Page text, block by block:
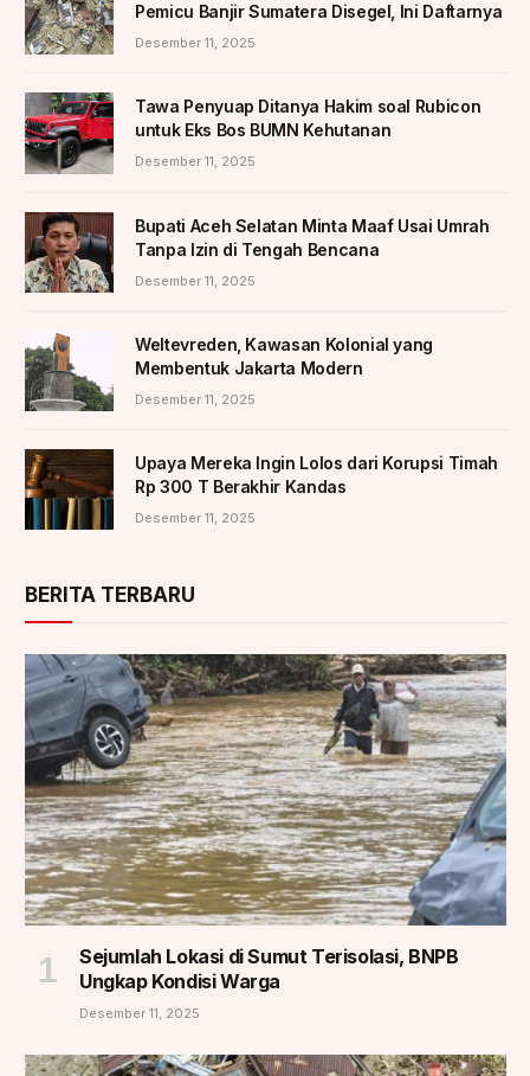
Pemicu Banjir Sumatera Disegel, Ini Daftarnya
Desember 11, 2025
Tawa Penyuap Ditanya Hakim soal Rubicon
untuk Eks Bos BUMN Kehutanan
Desember 11, 2025
Bupati Aceh Selatan Minta Maaf Usai Umrah
Tanpa Izin di Tengah Bencana
Desember 11, 2025
Weltevreden, Kawasan Kolonial yang
Membentuk Jakarta Modern
Desember 11, 2025
Upaya Mereka Ingin Lolos dari Korupsi Timah
Rp 300 T Berakhir Kandas
Desember 11, 2025
BERITA TERBARU
Sejumlah Lokasi di Sumut Terisolasi, BNPB
Ungkap Kondisi Warga
Desember 11, 2025